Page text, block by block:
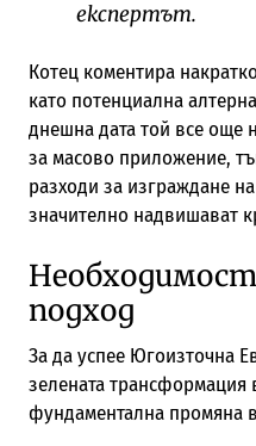
експертът.
Котец коментира
като потенциална
днешна дата той все още
за масово приложение,
разходи за изграждане
значително надвишават
подход
За да успее Югоизточна
зелената трансформация
фундаментална промяна